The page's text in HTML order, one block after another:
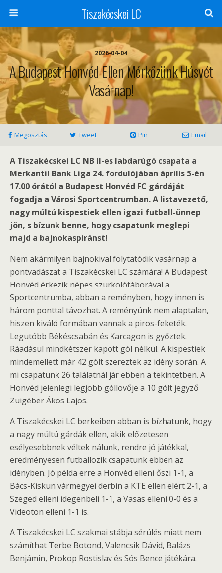
Tiszakécskei LC
2026-04-04
A Budapest Honvéd Ellen Mérkőzünk Húsvét
Vasárnap!
Megosztás Tweet Pin Email
A Tiszakécskei LC NB II-es labdarúgó csapata a
Merkantil Bank Liga 24. fordulójában április 5-én
17.00 órától a Budapest Honvéd FC gárdáját
fogadja a Városi Sportcentrumban. A listavezető,
nagy múltú kispestiek ellen igazi futball-ünnep
jön, s bízunk benne, hogy csapatunk meglepi
majd a bajnokaspiránst!
Nem akármilyen bajnokival folytatódik vasárnap a
pontvadászat a Tiszakécskei LC számára! A Budapest
Honvéd érkezik népes szurkolótáborával a
Sportcentrumba, abban a reményben, hogy innen is
három ponttal távozhat. A reményünk nem alaptalan,
hiszen kiváló formában vannak a piros-feketék.
Legutóbb Békéscsabán és Karcagon is győztek.
Ráadásul mindkétszer kapott gól nélkül. A kispestiek
mindemellett már 42 gólt szereztek az idény során. A
mi csapatunk 26 találatnál jár ebben a tekintetben. A
Honvéd jelenlegi legjobb góllövője a 10 gólt jegyző
Zuigéber Ákos Lajos.
A Tiszakécskei LC berkeiben abban is bízhatunk, hogy
a nagy múltú gárdák ellen, akik előzetesen
esélyesebbnek véltek nálunk, rendre jó játékkal,
eredményesen futballozik csapatunk ebben az
idényben. Jó példa erre a Honvéd elleni őszi 1-1, a
Bács-Kiskun vármegyei derbin a KTE ellen elért 2-1, a
Szeged elleni idegenbeli 1-1, a Vasas elleni 0-0 és a
Videoton elleni 1-1 is.
A Tiszakécskei LC szakmai stábja sérülés miatt nem
számíthat Terbe Botond, Valencsik Dávid, Balázs
Benjámin, Prokop Rostislav és Sós Bence játékára.